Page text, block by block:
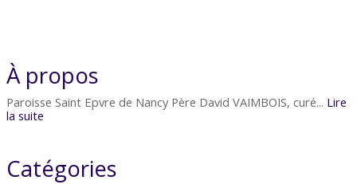
À propos
Paroisse Saint Epvre de Nancy Père David VAIMBOIS, curé... Lire
la suite
Catégories